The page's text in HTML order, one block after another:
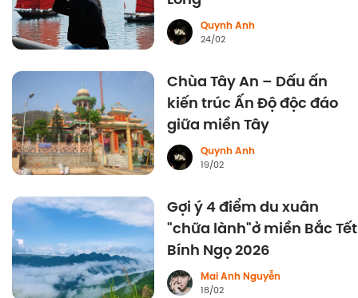
Quynh Anh
24/02
Chùa Tây An – Dấu ấn
kiến trúc Ấn Độ độc đáo
giữa miền Tây
Quynh Anh
19/02
Gợi ý 4 điểm du xuân
"chữa lành"ở miền Bắc Tết
Bính Ngọ 2026
Mai Anh Nguyễn
18/02